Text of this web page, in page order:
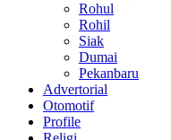
Rohul
Rohil
Siak
Dumai
Pekanbaru
Advertorial
Otomotif
Profile